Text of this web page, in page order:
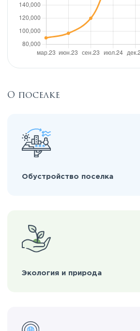
О поселке
Обустройство поселка
Экология и природа